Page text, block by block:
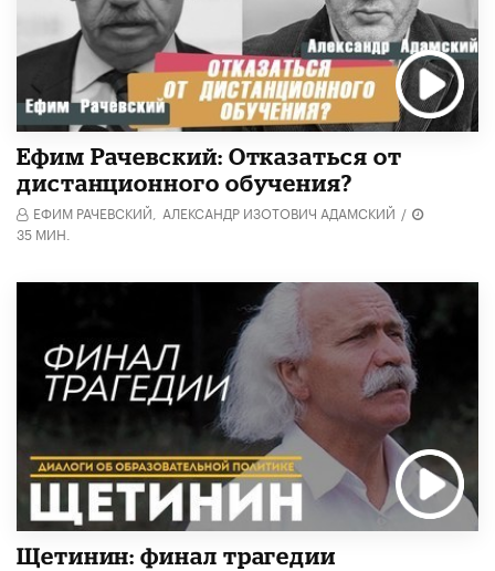
Ефим Рачевский: Отказаться от
дистанционного обучения?
ЕФИМ РАЧЕВСКИЙ, АЛЕКСАНДР ИЗОТОВИЧ АДАМСКИЙ /
35 МИН.
Щетинин: финал трагедии